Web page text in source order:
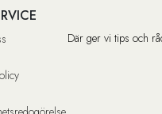
Där ger vi tips och